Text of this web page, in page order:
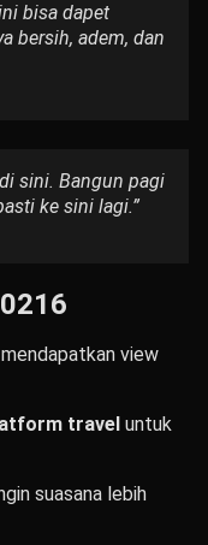
bisa dapet
bersih, adem, dan
sini. Bangun pagi
ke sini lagi.”
view
travel untuk
suasana lebih